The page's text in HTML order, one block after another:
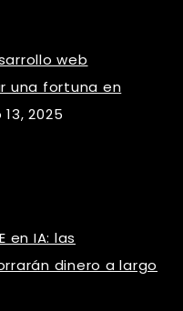
web
una fortuna en
2025
en IA: las
dinero a largo